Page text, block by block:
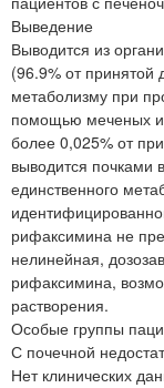
Выведение
Выводится из
(96.9% от принятой
метаболизму при
помощью меченых
более 0,025% от
выводится почками
единственного
рифаксимина не
нелинейная,
рифаксимина,
растворения.
Особые группы
С почечной
Нет клинических